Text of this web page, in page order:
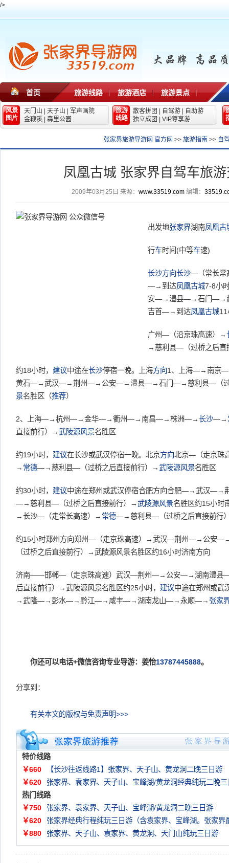
/>
首页 旅游线路 旅游酒店 旅游景点
风景
图片
天门山 天子山
军声画院
金鞭溪
森里公园
旅游
线路
散客拼团 自驾游
自助游
独立成团
VIP尊享游
张家界旅游导游网 官方网 >> 旅游指南 >> 自
凤凰古城 张家界自驾车旅
2009年03月25日 来源： www.33519.com编辑：
出发地张家界湖南凤凰古
行车时间(中等车速)
长沙方向长沙—（常长常
—→到达凤凰古城7-8小
安—→澧县—→石门—→
吉首—→到达凤凰古城
广州—（沿京珠高速）→
→慈利县—（过桥之后直
约18小时， 建议中途在长沙停宿一晚。上海方向1、上海—→南
黄石—→武汉—→荆州—→公安—→澧县—→石门—→慈利县—（过
景名胜区（推荐）
2、上海—→杭州—→金华—→衢州—→南昌—→株洲—→长沙—→
直接前行）→武陵源风景名胜区
约19小时， 建议在长沙或武汉停宿一晚。北京方向北京—（走京珠
→ 常德—→慈利县—（过桥之后直接前行）→武陵源风景名胜区
约30小时， 建议中途在郑州或武汉停宿合肥方向合肥—→武汉
—→慈利县—（过桥之后直接前行）→武陵源风景名胜区约15小时
→长沙—（走常长高速）→ 常德—→慈利县—（过桥之后直接前行
约15小时郑州方向郑州—（走京珠高速）→武汉—荆州—→公
（过桥之后直接前行）→武陵源风景名胜区约16小时济南方向
济南——邯郸—（走京珠高速）武汉—荆州—→公安—→湖南澧
后直接前行）→武陵源风景名胜区约25小时， 建议中途在郑州或
→武隆—→彭水—→黔江—→咸丰—→湖南龙山—→永顺—→ 张家
你还可以电话+微信咨询专业导游：姜怡13787445888。
分享到：
有关本文的版权与免责声明>>>
特价线路
￥660
【长沙往返线路1】张家界、天子山、黄龙洞二晚三日游
￥620
张家界、袁家界、天子山、宝峰湖/黄龙洞经典纯玩二晚三
热门线路
￥750
张家界、袁家界、天子山、宝峰湖/黄龙洞二晚三日游
￥620
张家界经典行程纯玩三日游（含袁家界、宝峰湖。张家界
￥880
张家界、天子山、袁家界、黄龙洞、天门山纯玩三日游